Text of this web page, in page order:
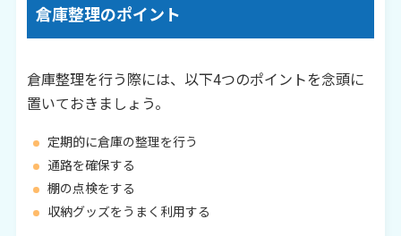
倉庫整理のポイント
倉庫整理を行う際には、以下4つのポイントを念頭に
置いておきましょう。
定期的に倉庫の整理を行う
通路を確保する
棚の点検をする
収納グッズをうまく利用する